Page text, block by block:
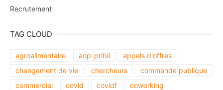
Recrutement
TAG CLOUD
agroalimentaire aop-pribil
appels d'offres
changement de vie
chercheurs
commande publique
commercial
covid covidf
coworking